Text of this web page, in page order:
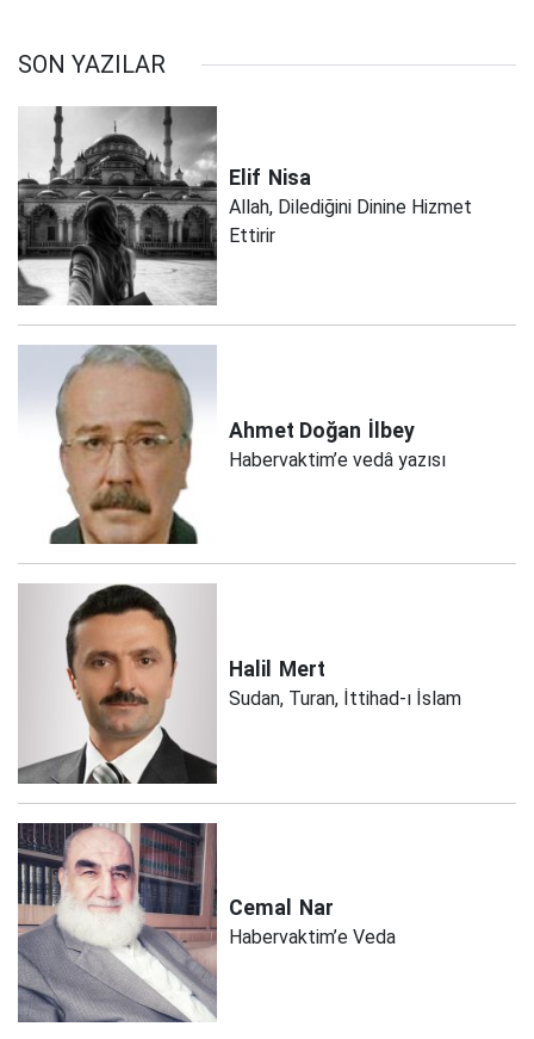
SON YAZILAR
Elif Nisa
Allah, Dilediğini Dinine Hizmet
Ettirir
Ahmet Doğan İlbey
Habervaktim’e vedâ yazısı
Halil Mert
Sudan, Turan, İttihad-ı İslam
Cemal Nar
Habervaktim’e Veda